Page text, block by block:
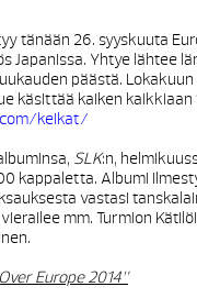
tänään 26. syyskuuta
Japanissa. Yhtye
päästä.
käsittää kaiken kaikkiaan
keikat/
SLK:n,
kappaletta. Albumi
vastasi
mm. Turmion
Europe 2014”